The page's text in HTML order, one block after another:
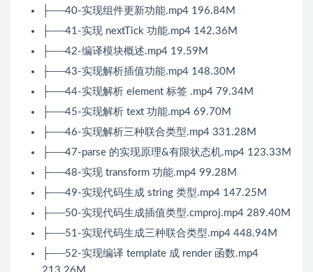
├──40-实现组件更新功能.mp4 196.84M
├──41-实现 nextTick 功能.mp4 142.36M
├──42-编译模块概述.mp4 19.59M
├──43-实现解析插值功能.mp4 148.30M
├──44-实现解析 element 标签 .mp4 79.34M
├──45-实现解析 text 功能.mp4 69.70M
├──46-实现解析三种联合类型.mp4 331.28M
├──47-parse 的实现原理&有限状态机.mp4 123.33M
├──48-实现 transform 功能.mp4 99.28M
├──49-实现代码生成 string 类型.mp4 147.25M
├──50-实现代码生成插值类型.cmproj.mp4 289.40M
├──51-实现代码生成三种联合类型.mp4 448.94M
├──52-实现编译 template 成 render 函数.mp4